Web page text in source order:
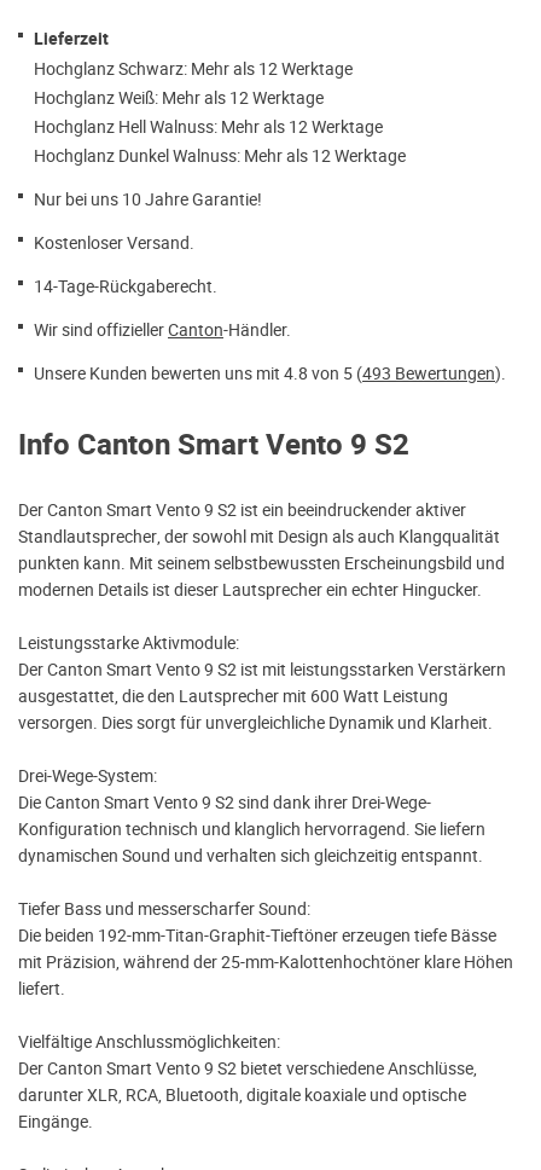
Lieferzeit
Hochglanz Schwarz: Mehr als 12 Werktage
Hochglanz Weiß: Mehr als 12 Werktage
Hochglanz Hell Walnuss: Mehr als 12 Werktage
Hochglanz Dunkel Walnuss: Mehr als 12 Werktage
Nur bei uns 10 Jahre Garantie!
Kostenloser Versand.
14-Tage-Rückgaberecht.
Wir sind offiziellerCanton-Händler.
Unsere Kunden bewerten uns mit 4.8 von 5 (493 Bewertungen).
Info Canton Smart Vento 9 S2
Der Canton Smart Vento 9 S2 ist ein beeindruckender aktiver
Standlautsprecher, der sowohl mit Design als auch Klangqualität
punkten kann. Mit seinem selbstbewussten Erscheinungsbild und
modernen Details ist dieser Lautsprecher ein echter Hingucker.
Leistungsstarke Aktivmodule:
Der Canton Smart Vento 9 S2 ist mit leistungsstarken Verstärkern
ausgestattet, die den Lautsprecher mit 600 Watt Leistung
versorgen. Dies sorgt für unvergleichliche Dynamik und Klarheit.
Drei-Wege-System:
Die Canton Smart Vento 9 S2 sind dank ihrer Drei-Wege-
Konfiguration technisch und klanglich hervorragend. Sie liefern
dynamischen Sound und verhalten sich gleichzeitig entspannt.
Tiefer Bass und messerscharfer Sound:
Die beiden 192-mm-Titan-Graphit-Tieftöner erzeugen tiefe Bässe
mit Präzision, während der 25-mm-Kalottenhochtöner klare Höhen
liefert.
Vielfältige Anschlussmöglichkeiten:
Der Canton Smart Vento 9 S2 bietet verschiedene Anschlüsse,
darunter XLR, RCA, Bluetooth, digitale koaxiale und optische
Eingänge.